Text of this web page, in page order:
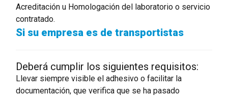
Acreditación u Homologación del laboratorio o servicio
contratado.
Si su empresa es de transportistas
Deberá cumplir los siguientes requisitos:
Llevar siempre visible el adhesivo o facilitar la
documentación, que verifica que se ha pasado